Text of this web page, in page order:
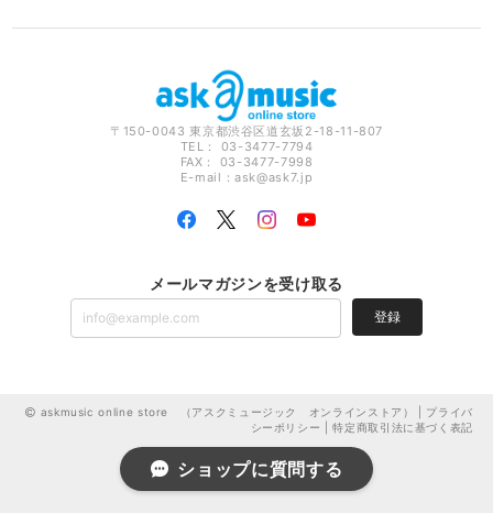
〒150-0043 東京都渋谷区道玄坂2-18-11-807
TEL： 03-3477-7794
FAX： 03-3477-7998
E-mail：ask@ask7.jp
メールマガジンを受け取る
登録
askmusic online store （アスクミュージック オンラインストア） | プライバ
シーポリシー
|特定商取引法に基づく表記
ショップに質問する